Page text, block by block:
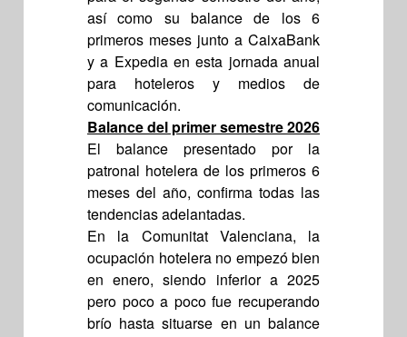
así como su balance de los 6
primeros meses junto a CaixaBank
y a Expedia en esta jornada anual
para hoteleros y medios de
comunicación.
Balance del primer semestre 2026
El balance presentado por la
patronal hotelera de los primeros 6
meses del año, confirma todas las
tendencias adelantadas.
En la Comunitat Valenciana, la
ocupación hotelera no empezó bien
en enero, siendo inferior a 2025
pero poco a poco fue recuperando
brío hasta situarse en un balance